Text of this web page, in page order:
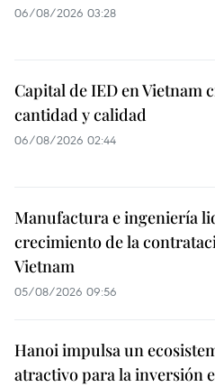
06/08/2026 03:28
Capital de IED en Vietnam
cantidad y calidad
06/08/2026 02:44
Manufactura e ingeniería
crecimiento de la
Vietnam
05/08/2026 09:56
Hanoi impulsa un
atractivo para la inversión